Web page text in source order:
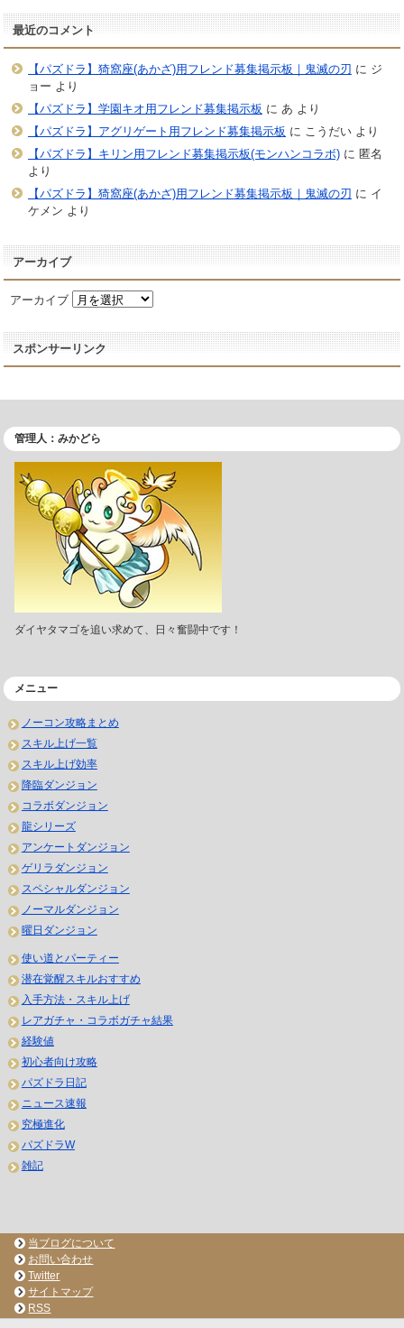
最近のコメント
【パズドラ】猗窩座(あかざ)用フレンド募集掲示板｜鬼滅の刃 に ジ
ョー より
【パズドラ】学園キオ用フレンド募集掲示板 に あ より
【パズドラ】アグリゲート用フレンド募集掲示板 に こうだいより
【パズドラ】キリン用フレンド募集掲示板(モンハンコラボ)に 匿名
より
【パズドラ】猗窩座(あかざ)用フレンド募集掲示板｜鬼滅の刃 に イ
ケメン より
アーカイブ
アーカイブ
スポンサーリンク
管理人：みかどら
ダイヤタマゴを追い求めて、日々奮闘中です！
メニュー
ノーコン攻略まとめ
スキル上げ一覧
スキル上げ効率
降臨ダンジョン
コラボダンジョン
龍シリーズ
アンケートダンジョン
ゲリラダンジョン
スペシャルダンジョン
ノーマルダンジョン
曜日ダンジョン
使い道とパーティー
潜在覚醒スキルおすすめ
入手方法・スキル上げ
レアガチャ・コラボガチャ結果
経験値
初心者向け攻略
パズドラ日記
ニュース速報
究極進化
パズドラW
雑記
当ブログについて
お問い合わせ
Twitter
サイトマップ
RSS